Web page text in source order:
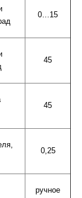
0…15
45
45
0,25
ручное